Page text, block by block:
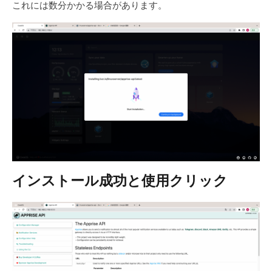
これには数分かかる場合があります。
インストール成功と使用クリック